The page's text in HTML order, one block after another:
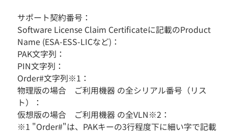
サポート契約番号：
Software License Claim Certificateに記載のProduct
Name (ESA-ESS-LICなど)：
PAK文字列：
PIN文字列：
Order#文字列※1：
物理版の場合 ご利用機器 の全シリアル番号（リス
ト）：
仮想版の場合 ご利用機器 の全VLN※2：
※1 "Order#"は、PAKキーの3行程度下に細い字で記載